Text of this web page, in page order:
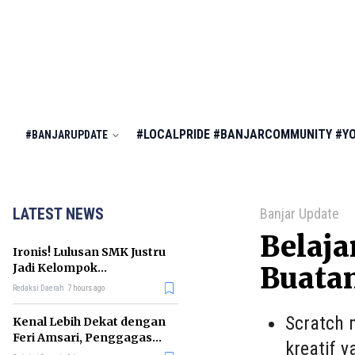
#BANJARUPDATE #LOCALPRIDE #BANJARCOMMUNITY
LATEST NEWS
Ironis! Lulusan SMK Justru
Jadi Kelompok
Pengangguran Terbanyak
Redaksi Daerah 7 hours ago
Kenal Lebih Dekat dengan
Feri Amsari, Penggagas
Banjar Update
Scratch
kreatif